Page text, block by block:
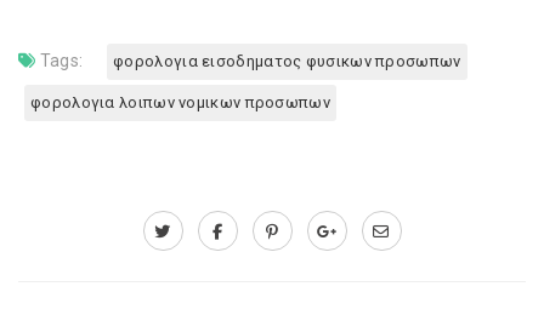
Tags: φορολογια εισοδηματος φυσικων προσωπων
φορολογια λοιπων νομικων προσωπων